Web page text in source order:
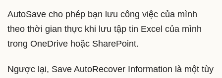
AutoSave cho phép bạn lưu công việc của mình
theo thời gian thực khi lưu tập tin Excel của mình
trong OneDrive hoặc SharePoint.
Ngược lại, Save AutoRecover Information là một tùy